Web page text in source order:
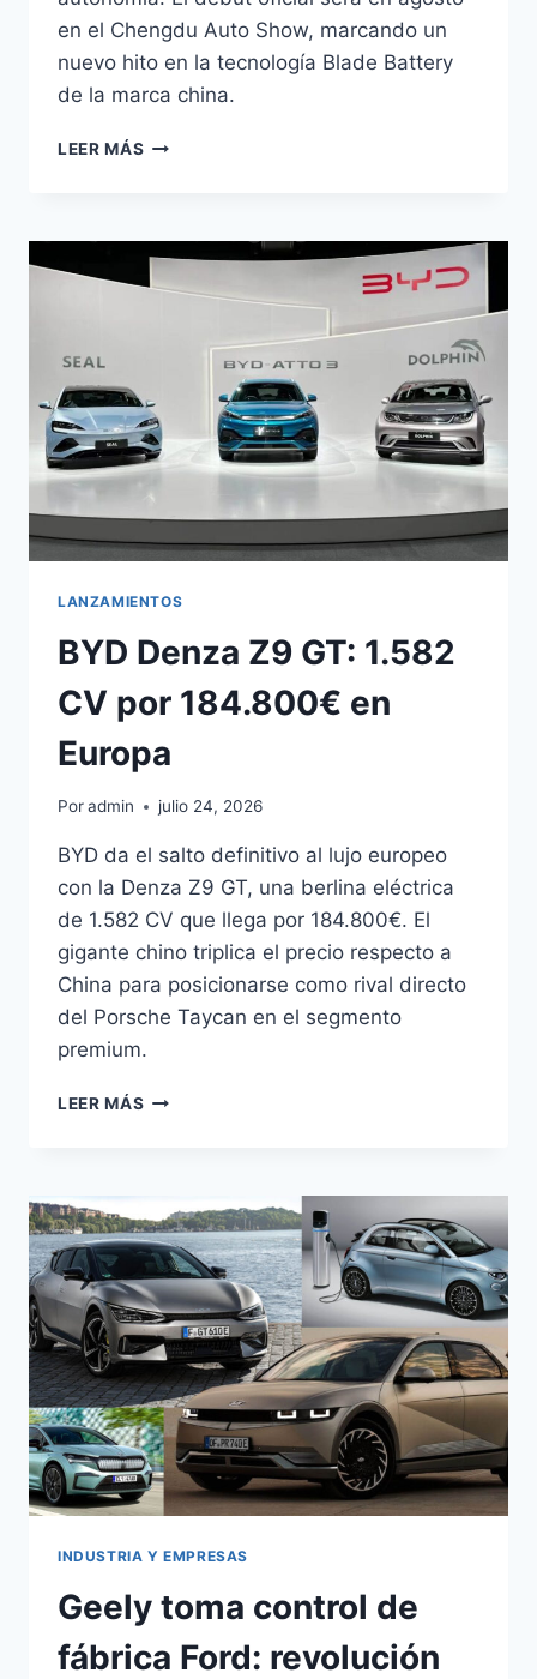
en el Chengdu Auto Show, marcando un
nuevo hito en la tecnología Blade Battery
de la marca china.
LEER MÁS BYD
KM
DE
AUTONOMÍA
CHENGDU
LANZAMIENTOS
BYD Denza Z9 GT: 1.582
CV por 184.800€ en
Europa
Poradmin julio 24, 2026
BYD da el salto definitivo al lujo europeo
con la Denza Z9 GT, una berlina eléctrica
de 1.582 CV que llega por 184.800€. El
gigante chino triplica el precio respecto a
China para posicionarse como rival directo
del Porsche Taycan en el segmento
premium.
LEER MÁS BYD
CV
POR
184.800€
EN
EUROPA
INDUSTRIA Y EMPRESAS
Geely toma control de
fábrica Ford: revolución